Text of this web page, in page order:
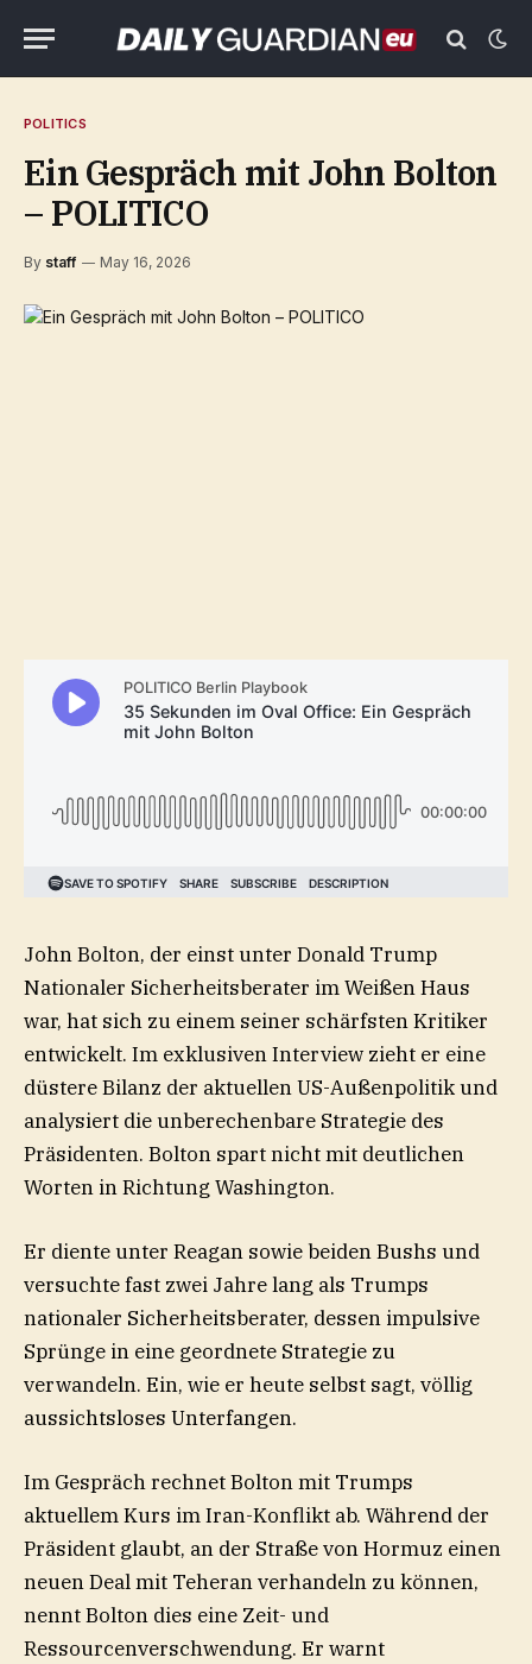
POLITICS
Ein Gespräch mit John Bolton
– POLITICO
By staff May 16, 2026
John Bolton, der einst unter Donald Trump
Nationaler Sicherheitsberater im Weißen Haus
war, hat sich zu einem seiner schärfsten Kritiker
entwickelt. Im exklusiven Interview zieht er eine
düstere Bilanz der aktuellen US-Außenpolitik und
analysiert die unberechenbare Strategie des
Präsidenten. Bolton spart nicht mit deutlichen
Worten in Richtung Washington.
Er diente unter Reagan sowie beiden Bushs und
versuchte fast zwei Jahre lang als Trumps
nationaler Sicherheitsberater, dessen impulsive
Sprünge in eine geordnete Strategie zu
verwandeln. Ein, wie er heute selbst sagt, völlig
aussichtsloses Unterfangen.
Im Gespräch rechnet Bolton mit Trumps
aktuellem Kurs im Iran-Konflikt ab. Während der
Präsident glaubt, an der Straße von Hormuz einen
neuen Deal mit Teheran verhandeln zu können,
nennt Bolton dies eine Zeit- und
Ressourcenverschwendung. Er warnt